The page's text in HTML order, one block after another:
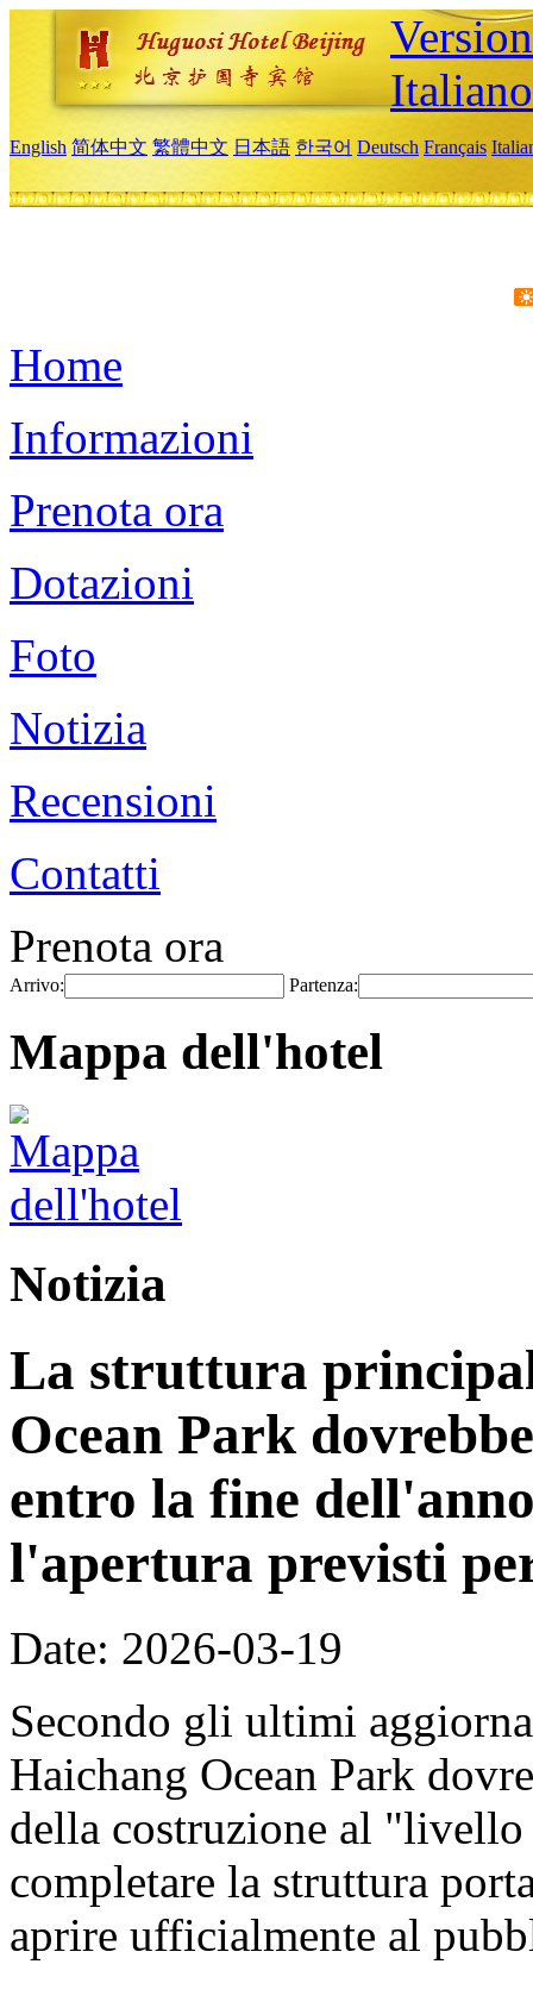
Italiano
English 简体中文 繁體中文 日本語 한국어 Deutsch Français
Home
Informazioni
Prenota ora
Dotazioni
Foto
Notizia
Recensioni
Contatti
Prenota ora
Arrivo: Partenza:
Mappa dell'hotel
Notizia
La struttura
Ocean Park
entro la fine
l'apertura previsti
Date: 2026-03-19
Secondo gli ultimi
Haichang Ocean Park
della costruzione al "livello
completare la struttura
aprire ufficialmente al